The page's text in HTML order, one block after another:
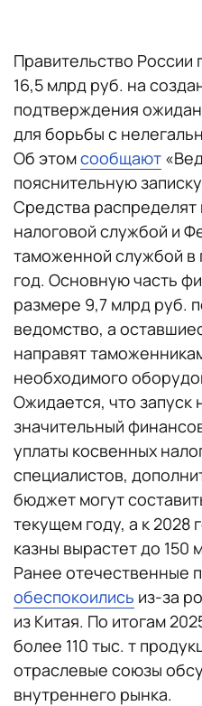
Правительство России
16,5 млрд руб. на
подтверждения
для борьбы с
Об этомсообщают
пояснительную
Средства
налоговой службой и
таможенной службой в
год. Основную часть
размере 9,7 млрд руб.
ведомство, а
направят
необходимого
Ожидается, что запуск
значительный
уплаты косвенных
специалистов,
бюджет могут
текущем году, а к 2028
казны вырастет до 150
Ранее отечественные
обеспокоились из-за
из Китая. По итогам
более 110 тыс. т
отраслевые союзы
внутреннего рынка.